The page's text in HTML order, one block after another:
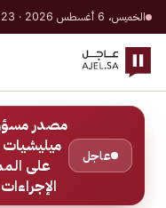
الخميس، 6 أغسطس 2026 · 23 صفر 1448 هـ
عاجل
مصدر
ميليشيات
على